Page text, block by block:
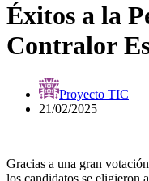
Éxitos a la
Contralor
Proyecto TIC
21/02/2025
Gracias a una gran
los candidatos se eligieron